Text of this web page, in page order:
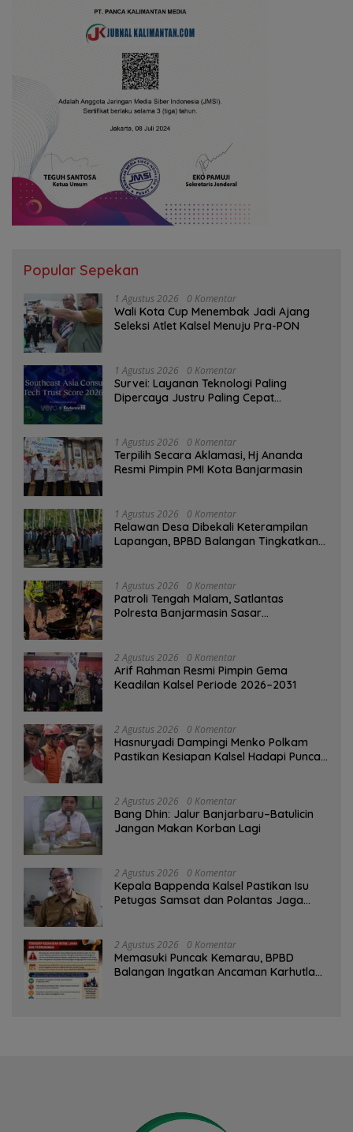
Popular Sepekan
1 Agustus 2026 0 Komentar
Wali Kota Cup Menembak Jadi Ajang
Seleksi Atlet Kalsel Menuju Pra-PON
1 Agustus 2026 0 Komentar
Survei: Layanan Teknologi Paling
Dipercaya Justru Paling Cepat
1 Agustus 2026 0 Komentar
‎Terpilih Secara Aklamasi, Hj Ananda
Resmi Pimpin PMI Kota Banjarmasin
1 Agustus 2026 0 Komentar
Relawan Desa Dibekali Keterampilan
Lapangan, BPBD Balangan Tingkatkan
1 Agustus 2026 0 Komentar
Patroli Tengah Malam, Satlantas
Polresta Banjarmasin Sasar
2 Agustus 2026 0 Komentar
Arif Rahman Resmi Pimpin Gema
Keadilan Kalsel Periode 2026–2031
2 Agustus 2026 0 Komentar
Hasnuryadi Dampingi Menko Polkam
Pastikan Kesiapan Kalsel Hadapi Puncak
2 Agustus 2026 0 Komentar
Bang Dhin: Jalur Banjarbaru–Batulicin
Jangan Makan Korban Lagi
2 Agustus 2026 0 Komentar
Kepala Bappenda Kalsel Pastikan Isu
Petugas Samsat dan Polantas Jaga
2 Agustus 2026 0 Komentar
Memasuki Puncak Kemarau, BPBD
Balangan Ingatkan Ancaman Karhutla